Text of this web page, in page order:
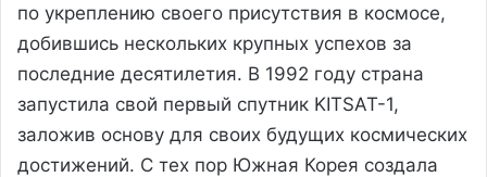
по укреплению своего присутствия в космосе,
добившись нескольких крупных успехов за
последние десятилетия. В 1992 году страна
запустила свой первый спутник KITSAT-1,
заложив основу для своих будущих космических
достижений. С тех пор Южная Корея создала